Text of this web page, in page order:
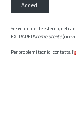
Accedi
Se sei un utente esterno, nel
EXTRARER\nome utente
Per problemi tecnici contatta l’